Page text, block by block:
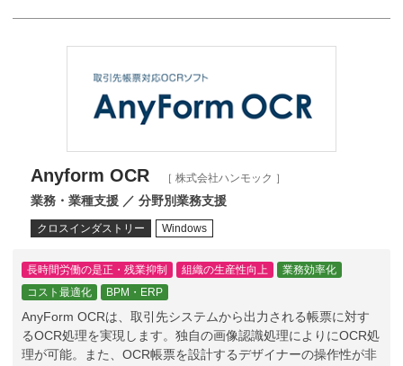
Anyform OCR ［ 株式会社ハンモック ］
業務・業種支援 ／ 分野別業務支援
クロスインダストリー Windows
長時間労働の是正・残業抑制 組織の生産性向上
業務効率化
コスト最適化
BPM・ERP
AnyForm OCRは、取引先システムから出力される帳票に対す
るOCR処理を実現します。独自の画像認識処理によりにOCR処
理が可能。また、OCR帳票を設計するデザイナーの操作性が非